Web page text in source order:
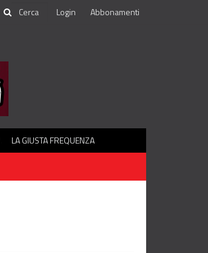
Login Abbonamenti
LA GIUSTA FREQUENZA